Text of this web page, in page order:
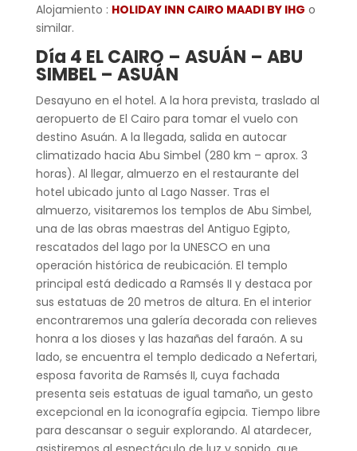
Alojamiento : HOLIDAY INN CAIRO MAADI BY IHG o
similar.
Día 4 EL CAIRO – ASUÁN – ABU
SIMBEL – ASUÁN
Desayuno en el hotel. A la hora prevista, traslado al
aeropuerto de El Cairo para tomar el vuelo con
destino Asuán. A la llegada, salida en autocar
climatizado hacia Abu Simbel (280 km – aprox. 3
horas). Al llegar, almuerzo en el restaurante del
hotel ubicado junto al Lago Nasser. Tras el
almuerzo, visitaremos los templos de Abu Simbel,
una de las obras maestras del Antiguo Egipto,
rescatados del lago por la UNESCO en una
operación histórica de reubicación. El templo
principal está dedicado a Ramsés II y destaca por
sus estatuas de 20 metros de altura. En el interior
encontraremos una galería decorada con relieves
honra a los dioses y las hazañas del faraón. A su
lado, se encuentra el templo dedicado a Nefertari,
esposa favorita de Ramsés II, cuya fachada
presenta seis estatuas de igual tamaño, un gesto
excepcional en la iconografía egipcia. Tiempo libre
para descansar o seguir explorando. Al atardecer,